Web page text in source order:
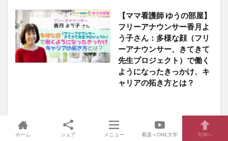
【ママ看護師 ゆうの部屋】
フリーアナウンサー香月よ
う子さん：多様な顔（フリ
ーアナウンサー、きてきて
先生プロジェクト）で働く
ようになったきっかけ、キ
ャリアの拓き方とは？
ホーム シェア メニュー 看護＋ONE大学 TOPへ